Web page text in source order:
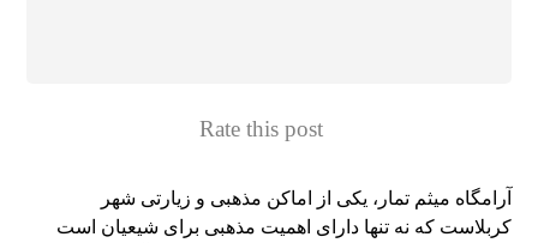
Rate this post
آرامگاه میثم تمار، یکی از اماکن مذهبی و زیارتی شهر
کربلاست که نه تنها دارای اهمیت مذهبی برای شیعیان است